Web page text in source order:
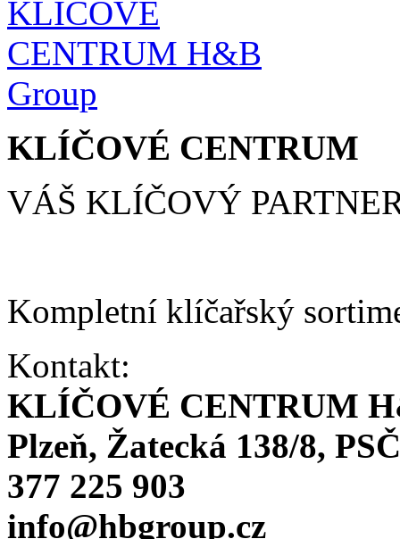
KLÍČOVÉ CENTRUM
VÁŠ KLÍČOVÝ
Kompletní klíčařský
Kontakt:
KLÍČOVÉ CENTRUM
Plzeň, Žatecká 138/8,
377 225 903
info@hbgroup.cz